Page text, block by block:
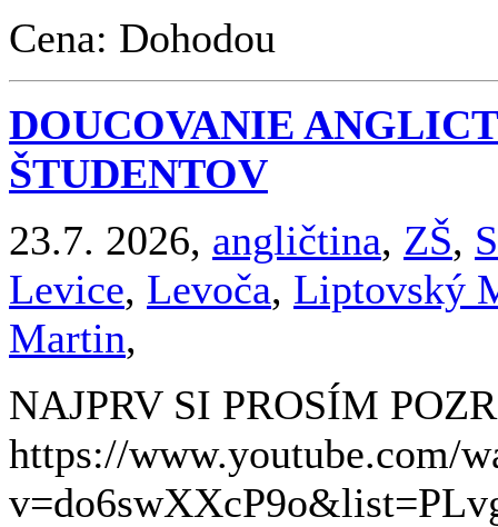
Cena: Dohodou
DOUCOVANIE
ŠTUDENTOV
23.7. 2026, angličtina, ZŠ,
Levice, Levoča, Liptovský
Martin,
NAJPRV SI PROSÍM
https://www.youtube.com/